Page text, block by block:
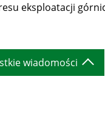
eksploatacji
wiadomości